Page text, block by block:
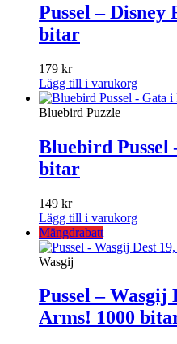
Pussel – Disney
bitar
179 kr
Lägg till i varukorg
Bluebird Puzzle
Bluebird Pussel
bitar
149 kr
Lägg till i varukorg
Mängdrabatt
Wasgij
Pussel – Wasgij
Arms! 1000